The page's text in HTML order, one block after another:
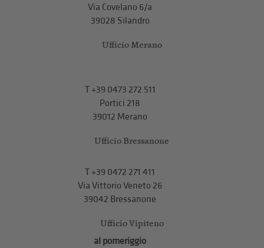
Via Covelano 6/a
39028 Silandro
Ufficio Merano
T+39 0473 272 511
Portici 218
39012 Merano
Ufficio Bressanone
T +39 0472 271 411
Via Vittorio Veneto 26
39042 Bressanone
Ufficio Vipiteno
al pomeriggio